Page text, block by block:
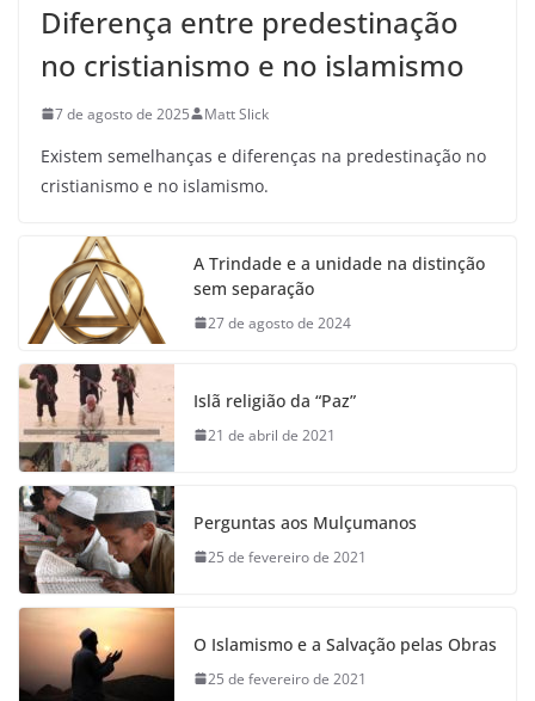
Diferença entre predestinação
no cristianismo e no islamismo
7 de agosto de 2025 Matt Slick
Existem semelhanças e diferenças na predestinação no
cristianismo e no islamismo.
A Trindade e a unidade na distinção
sem separação
27 de agosto de 2024
Islã religião da “Paz”
21 de abril de 2021
Perguntas aos Mulçumanos
25 de fevereiro de 2021
O Islamismo e a Salvação pelas Obras
25 de fevereiro de 2021